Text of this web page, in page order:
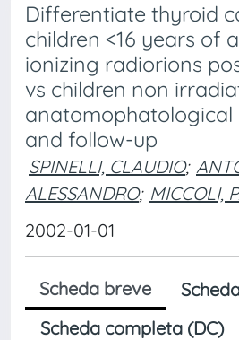
Differentiate thyroid
children <16 years of
ionizing radiorions
vs children non
anatomophatological
and follow-up
SPINELLI, CLAUDIO;
ALESSANDRO; MICCOLI,
2002-01-01
Scheda breve
Scheda completa (DC)